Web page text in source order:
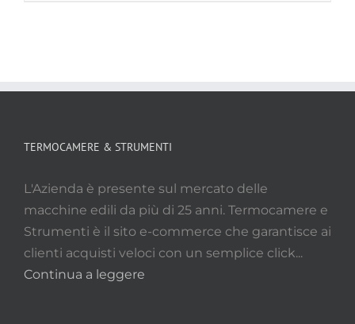
TERMOCAMERE & STRUMENTI
L'Azienda è presente sul mercato delle
macchine edili da più di 25 anni. Termocamere e
Strumenti è il sito e-commerce che garantisce ai
clienti acquisti veloci con un semplice click...
Continua a leggere